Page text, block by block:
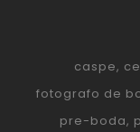
caspe
fotografo de
pre-boda